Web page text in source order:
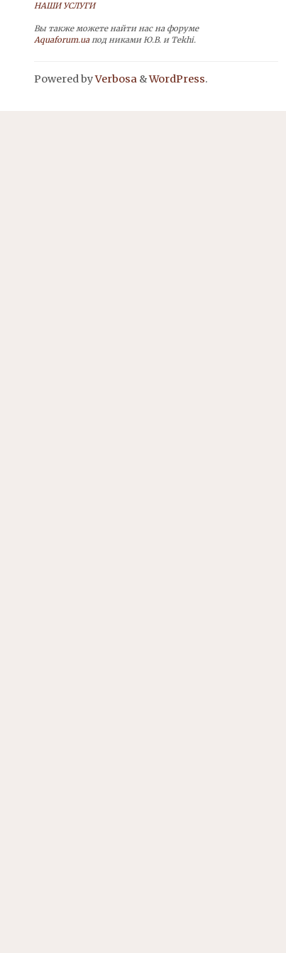
НАШИ УСЛУГИ
Вы также можете найти нас на форуме
Aquaforum.uaпод никами Ю.В. и Tekhi.
Powered byVerbosa &WordPress.